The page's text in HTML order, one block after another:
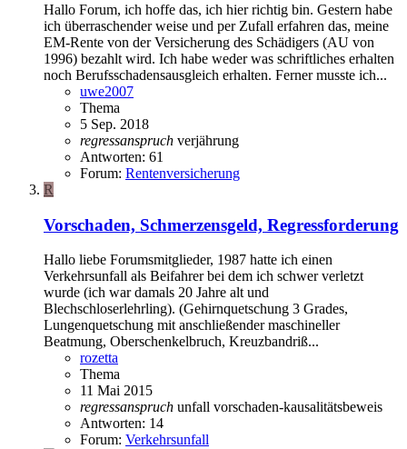
Hallo Forum, ich hoffe das, ich hier richtig bin. Gestern habe
ich überraschender weise und per Zufall erfahren das, meine
EM-Rente von der Versicherung des Schädigers (AU von
1996) bezahlt wird. Ich habe weder was schriftliches erhalten
noch Berufsschadensausgleich erhalten. Ferner musste ich...
uwe2007
Thema
5 Sep. 2018
regressanspruch verjährung
Antworten: 61
Forum: Rentenversicherung
R
Vorschaden, Schmerzensgeld, Regressforderung
Hallo liebe Forumsmitglieder, 1987 hatte ich einen
Verkehrsunfall als Beifahrer bei dem ich schwer verletzt
wurde (ich war damals 20 Jahre alt und
Blechschloserlehrling). (Gehirnquetschung 3 Grades,
Lungenquetschung mit anschließender maschineller
Beatmung, Oberschenkelbruch, Kreuzbandriß...
rozetta
Thema
11 Mai 2015
regressanspruch unfall vorschaden-kausalitätsbeweis
Antworten: 14
Forum: Verkehrsunfall